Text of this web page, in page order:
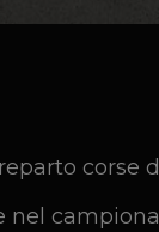
corse